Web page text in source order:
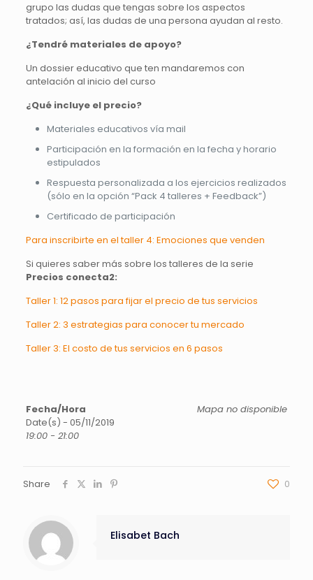
grupo las dudas que tengas sobre los aspectos
tratados; así, las dudas de una persona ayudan al resto.
¿Tendré materiales de apoyo?
Un dossier educativo que ten mandaremos con
antelación al inicio del curso
¿Qué incluye el precio?
Materiales educativos vía mail
Participación en la formación en la fecha y horario
estipulados
Respuesta personalizada a los ejercicios realizados
(sólo en la opción “Pack 4 talleres + Feedback”)
Certificado de participación
Para inscribirte en el taller 4: Emociones que venden
Si quieres saber más sobre los talleres de la serie
Precios conecta2:
Taller 1: 12 pasos para fijar el precio de tus servicios
Taller 2: 3 estrategias para conocer tu mercado
Taller 3: El costo de tus servicios en 6 pasos
Mapa no disponible
Fecha/Hora
Date(s) - 05/11/2019
19:00 - 21:00
Share 0
Elisabet Bach